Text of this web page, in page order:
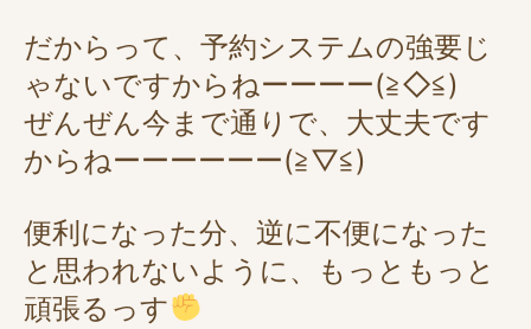
だからって、予約システムの強要じ
ゃないですからねーーーー(≧◇≦)
ぜんぜん今まで通りで、大丈夫です
からねーーーーーー(≧▽≦)
便利になった分、逆に不便になった
と思われないように、もっともっと
頑張るっす